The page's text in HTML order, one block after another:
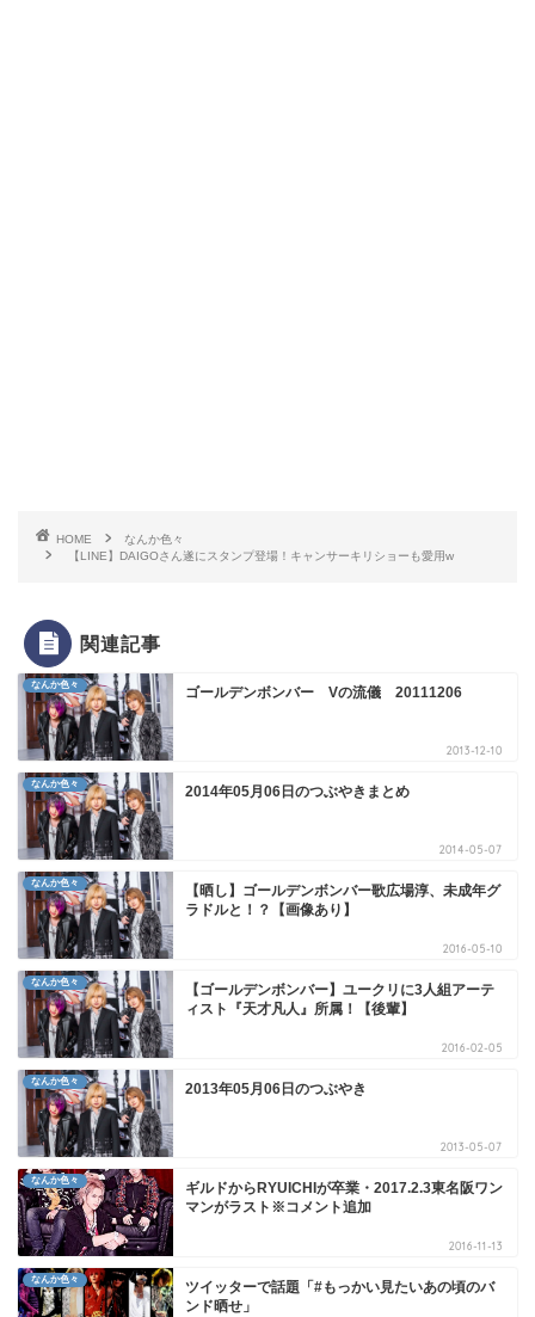
HOME
なんか色々
【LINE】DAIGOさん遂にスタンプ登場！キャンサーキリショーも愛用w
関連記事
なんか色々 ゴールデンボンバー Vの流儀 20111206
2013-12-10
なんか色々 2014年05月06日のつぶやきまとめ
2014-05-07
なんか色々
【晒し】ゴールデンボンバー歌広場淳、未成年グ
ラドルと！？【画像あり】
2016-05-10
なんか色々
【ゴールデンボンバー】ユークリに3人組アーテ
ィスト『天才凡人』所属！【後輩】
2016-02-05
なんか色々 2013年05月06日のつぶやき
2013-05-07
なんか色々
ギルドからRYUICHIが卒業・2017.2.3東名阪ワン
マンがラスト※コメント追加
2016-11-13
なんか色々
ツイッターで話題「#もっかい見たいあの頃のバ
ンド晒せ」